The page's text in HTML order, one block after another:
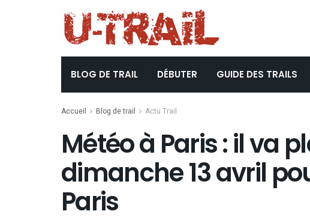
BLOG DE TRAIL DÉBUTER GUIDE DES TRAILS
Accueil Blog de trail Actu Trail
Météo à Paris : il va
dimanche 13 avril
Paris